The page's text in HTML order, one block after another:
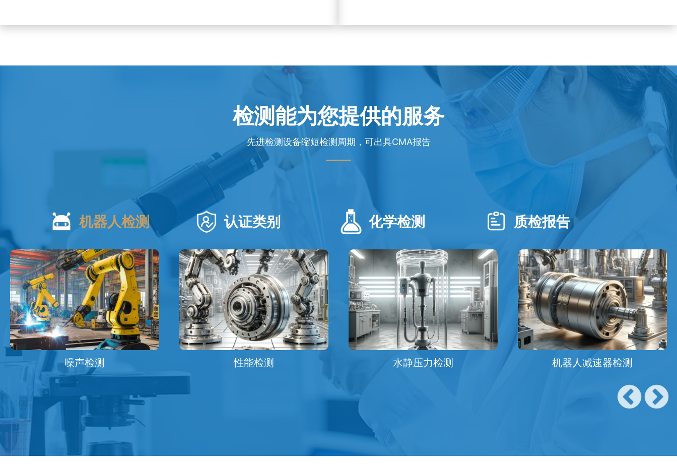
检测能为您提供的服务
先进检测设备缩短检测周期，可出具CMA报告
机器人检测 认证类别 化学检测 质检报告
噪声检测 性能检测 水静压力检测 机器人减速器检测